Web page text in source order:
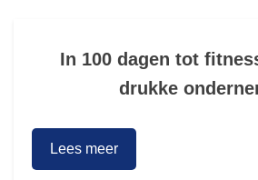
In 100 dagen tot
drukke
Lees meer